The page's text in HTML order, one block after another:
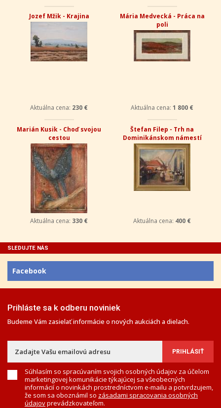
Jozef Mžik - Krajina
Aktuálna cena: 230 €
Mária Medvecká - Práca na
poli
Aktuálna cena: 1 800 €
Marián Kusik - Choď svojou
cestou
Aktuálna cena: 330 €
Štefan Filep - Trh na
Dominikánskom námestí
Aktuálna cena: 400 €
SLEDUJTE NÁS
Facebook
Prihláste sa k odberu noviniek
Budeme Vám zasielať informácie o nových aukciách a dielach.
Súhlasím so spracúvaním svojich osobných údajov za účelom
marketingovej komunikácie týkajúcej sa všeobecných
informácií o novinkách prostredníctvom e-mailu a potvrdzujem,
že som sa oboznámil so zásadami spracovania osobných
údajovprevádzkovateľom.